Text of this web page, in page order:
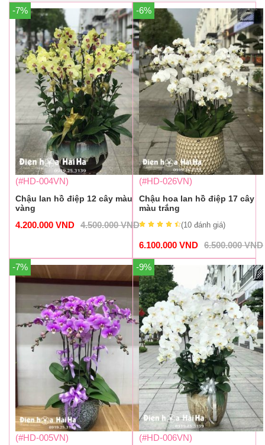
-7%
(#HD-004VN)
Chậu lan hồ điệp 12 cây màu
vàng
4.500.000VND
4.200.000 VND
-6%
(#HD-026VN)
Chậu hoa lan hồ điệp 17 cây
màu trắng
(10 đánh giá)
6.500.000VND
6.100.000 VND
-7%
(#HD-005VN)
-9%
(#HD-006VN)